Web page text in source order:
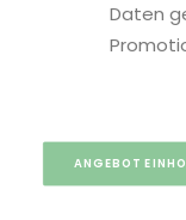
Daten
ANGEBOT